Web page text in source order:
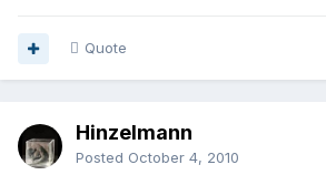
Quote
Hinzelmann
Posted October 4, 2010